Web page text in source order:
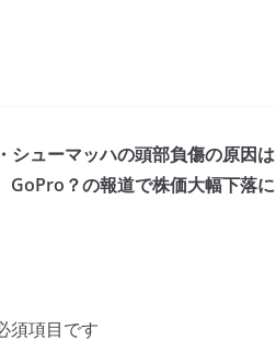
シューマッハの頭部負傷の原因は
GoPro？の報道で株価大幅下落に
須項目です